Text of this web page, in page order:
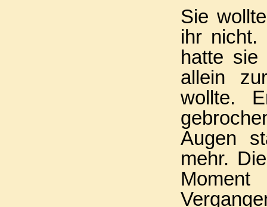
Sie
ihr
hatte sie
allein
wollte.
Augen
mehr.